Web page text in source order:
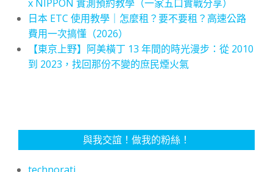
x NIPPON 實測預約教學（一家五口實戰分享）
日本 ETC 使用教學｜怎麼租？要不要租？高速公路
費用一次搞懂（2026）
【東京上野】阿美橫丁 13 年間的時光漫步：從 2010
到 2023，找回那份不變的庶民煙火氣
與我交誼！做我的粉絲！